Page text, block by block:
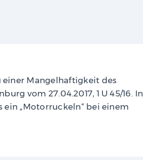
einer Mangelhaftigkeit des
vom 27.04.2017, 1 U 45/16. In
ein „Motorruckeln“ bei einem